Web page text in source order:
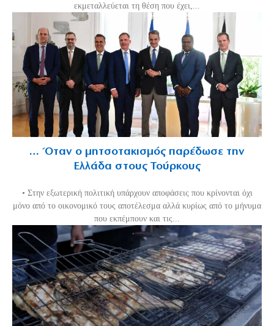
εκμεταλλεύεται τη θέση που έχει,...
… Όταν ο μητσοτακισμός παρέδωσε την
Ελλάδα στους Τούρκους
• Στην εξωτερική πολιτική υπάρχουν αποφάσεις που κρίνονται όχι
μόνο από το οικονομικό τους αποτέλεσμα αλλά κυρίως από το μήνυμα
που εκπέμπουν και τις...